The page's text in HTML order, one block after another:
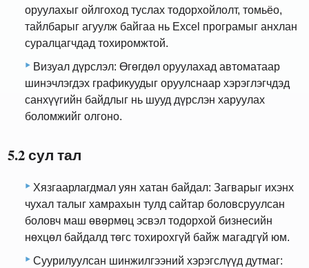
оруулахыг ойлгоход туслах тодорхойлолт, томьёо,
тайлбарыг агуулж байгаа нь Excel програмыг анхлан
суралцагчдад тохиромжтой.
Визуал дүрслэл: Өгөгдөл оруулахад автоматаар
шинэчлэгдэх графикуудыг оруулснаар хэрэглэгчдэд
санхүүгийн байдлыг нь шууд дүрслэн харуулах
боломжийг олгоно.
5.2 сул тал
Хязгаарлагдмал уян хатан байдал: Загварыг ихэнх
чухал талыг хамрахын тулд сайтар боловсруулсан
боловч маш өвөрмөц эсвэл тодорхой бизнесийн
нөхцөл байдалд төгс тохирохгүй байж магадгүй юм.
Суурилуулсан шинжилгээний хэрэгслүүд дутмаг: